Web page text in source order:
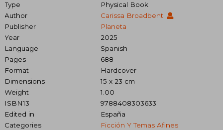
Type
Physical Book
Author
Carissa Broadbent
Publisher
Planeta
Year
2025
Language
Spanish
Pages
688
Format
Hardcover
Dimensions
15 x 23 cm
Weight
1.00
ISBN13
9788408303633
Edited in
España
Categories
Ficción Y Temas Afines